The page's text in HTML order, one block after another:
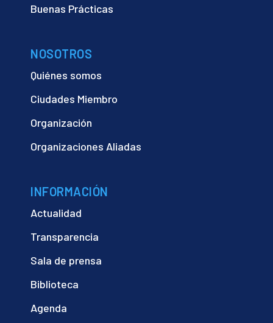
Buenas Prácticas
NOSOTROS
Quiénes somos
Ciudades Miembro
Organización
Organizaciones Aliadas
INFORMACIÓN
Actualidad
Transparencia
Sala de prensa
Biblioteca
Agenda